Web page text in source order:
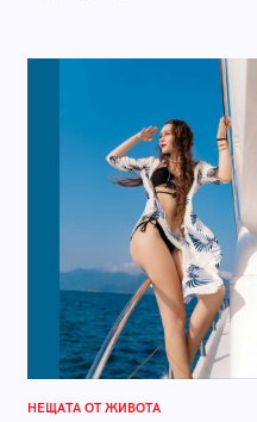
НЕЩАТА ОТ ЖИВОТА